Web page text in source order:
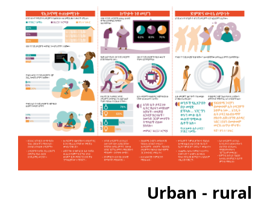
Urban - rural